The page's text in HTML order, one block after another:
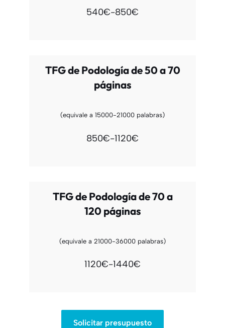
540€-850€
TFG de Podología de 50 a 70
páginas
(equivale a 15000-21000 palabras)
850€-1120€
TFG de Podología de 70 a
120 páginas
(equivale a 21000-36000 palabras)
1120€-1440€
Solicitar presupuesto